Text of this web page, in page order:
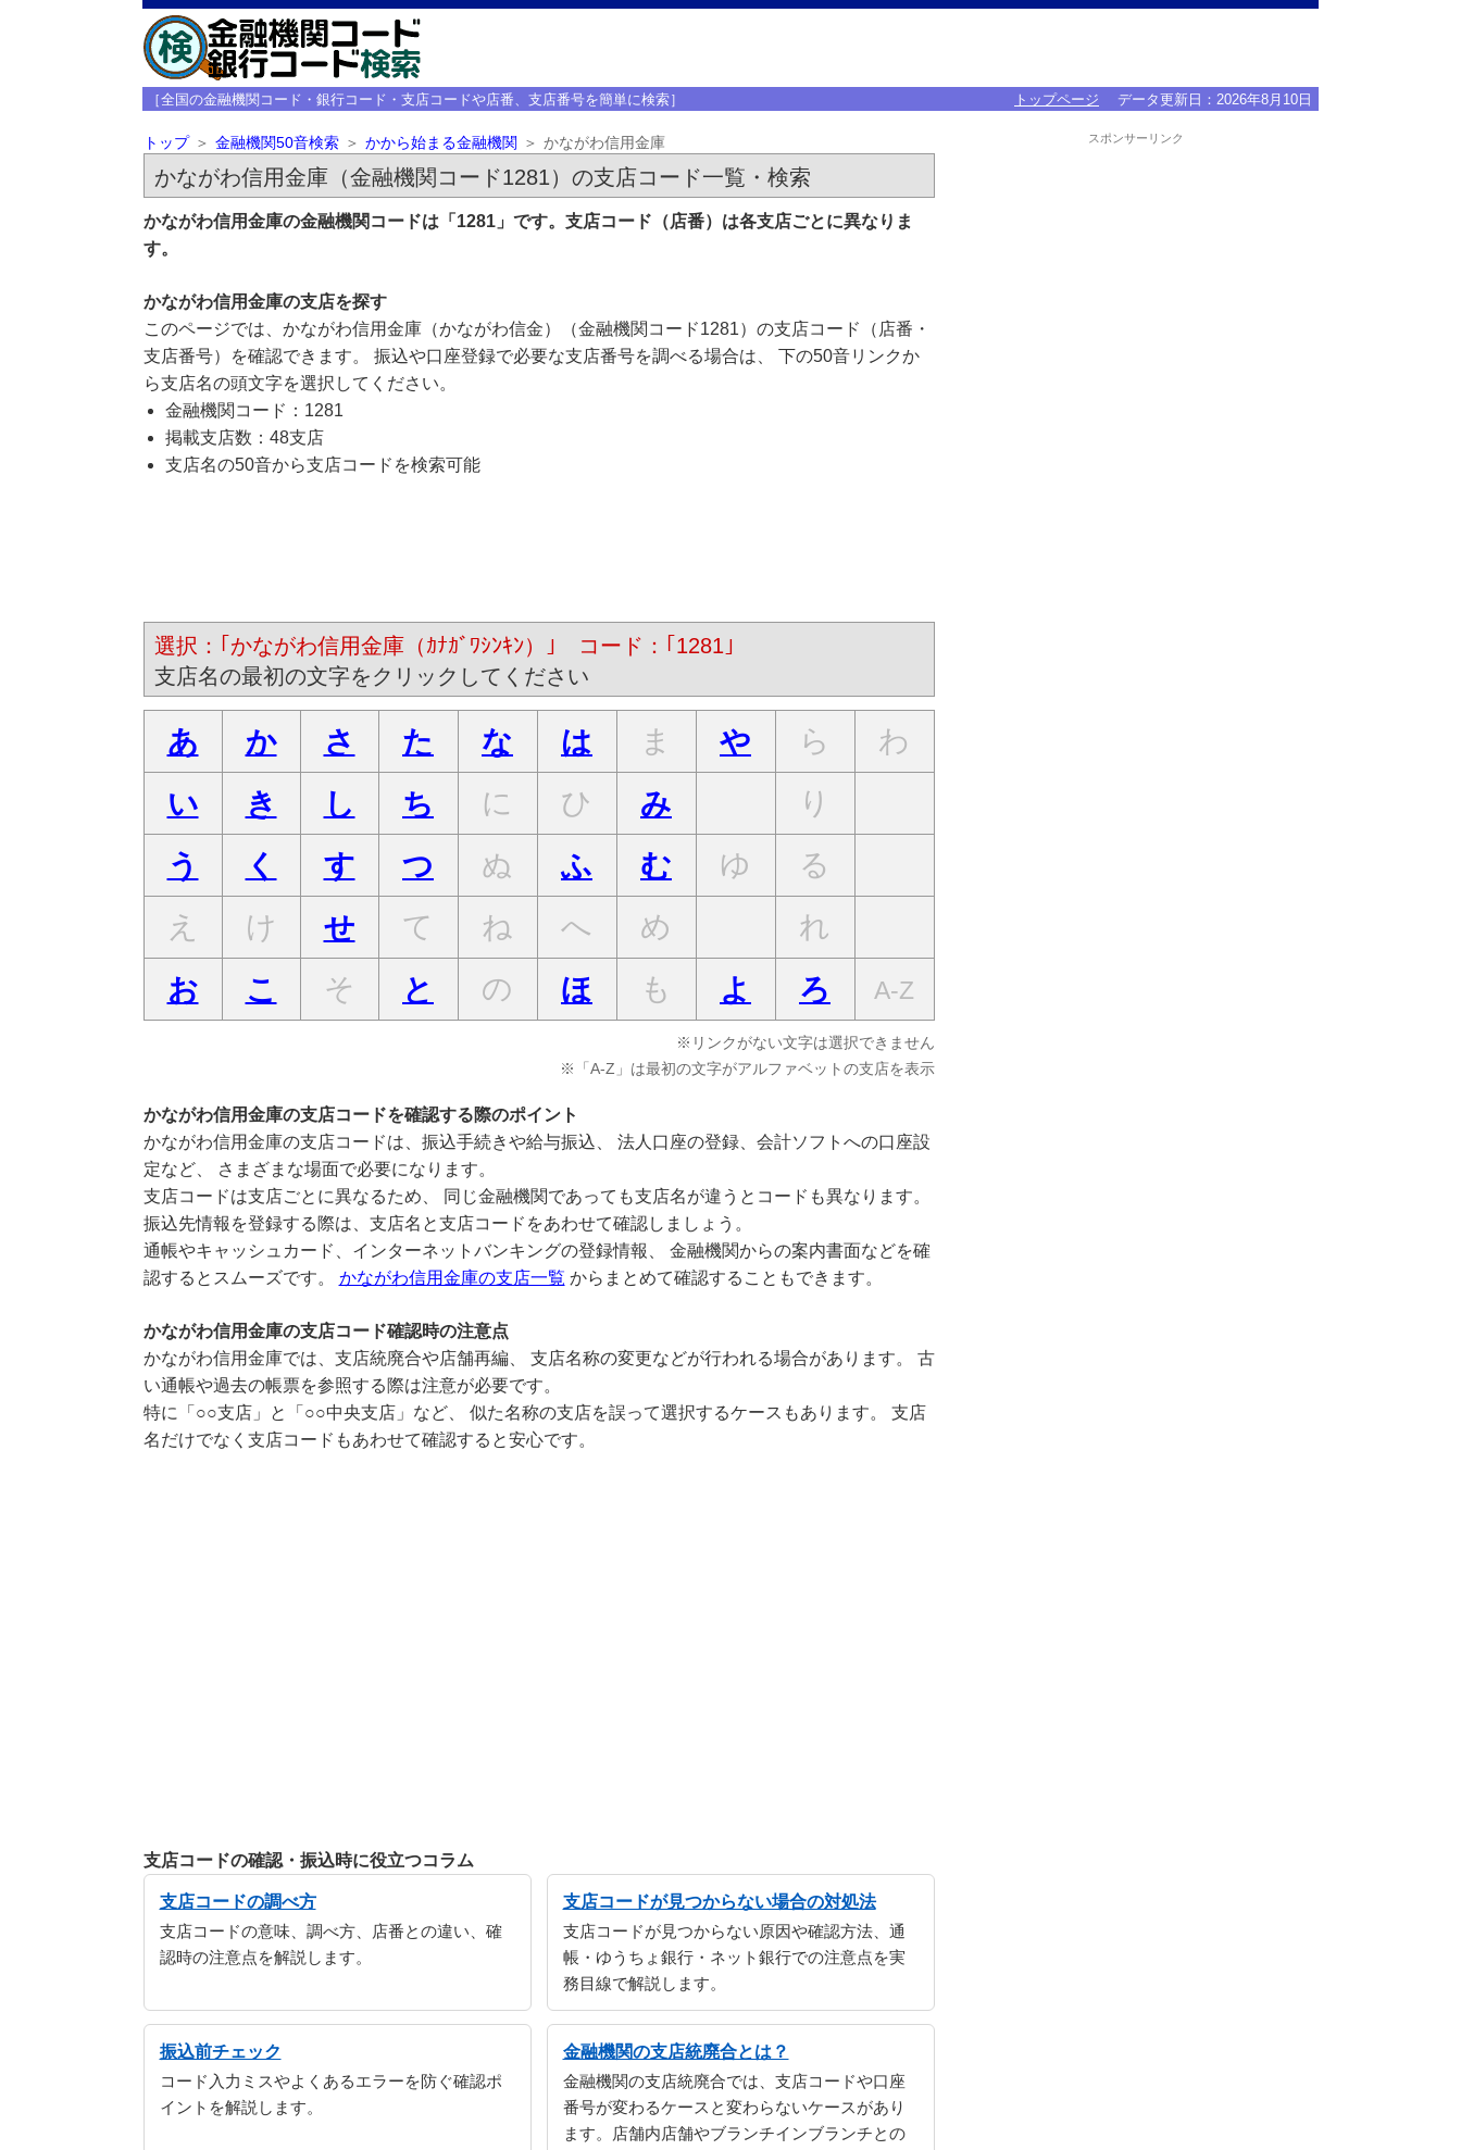
［全国の金融機関コード・銀行コード・支店コードや店番、支店番号を簡単に検索］ トップページ データ更新日： 2026年8月10日
トップ 金融機関50音検索 かから始まる金融機関 かながわ信用金庫
かながわ信用金庫（金融機関コード1281）の支店コード一覧・検索
かながわ信用金庫の金融機関コードは「1281」です。支店コード（店番）は各支店ごとに異なりま
す。
かながわ信用金庫の支店を探す
このページでは、かながわ信用金庫（かながわ信金）（金融機関コード1281）の支店コード（店番・
支店番号）を確認できます。 振込や口座登録で必要な支店番号を調べる場合は、 下の50音リンクか
ら支店名の頭文字を選択してください。
金融機関コード：1281
掲載支店数：48支店
支店名の50音から支店コードを検索可能
選択：｢かながわ信用金庫（ｶﾅｶﾞﾜｼﾝｷﾝ）｣ コード：｢1281｣
支店名の最初の文字をクリックしてください
あ か さ た な は ま や ら
わ
い
き し ち に ひ み
り
う
く す つ ぬ ふ む ゆ
る
え
け せ て ね へ め
れ
お
こ そ と の ほ も よ ろ A-Z
※リンクがない文字は選択できません
※「A-Z」は最初の文字がアルファベットの支店を表示
かながわ信用金庫の支店コードを確認する際のポイント
かながわ信用金庫の支店コードは、振込手続きや給与振込、 法人口座の登録、会計ソフトへの口座設
定など、 さまざまな場面で必要になります。
支店コードは支店ごとに異なるため、 同じ金融機関であっても支店名が違うとコードも異なります。
振込先情報を登録する際は、支店名と支店コードをあわせて確認しましょう。
通帳やキャッシュカード、インターネットバンキングの登録情報、 金融機関からの案内書面などを確
認するとスムーズです。 かながわ信用金庫の支店一覧 からまとめて確認することもできます。
かながわ信用金庫の支店コード確認時の注意点
かながわ信用金庫では、支店統廃合や店舗再編、 支店名称の変更などが行われる場合があります。 古
い通帳や過去の帳票を参照する際は注意が必要です。
特に「○○支店」と「○○中央支店」など、 似た名称の支店を誤って選択するケースもあります。 支店
名だけでなく支店コードもあわせて確認すると安心です。
支店コードの確認・振込時に役立つコラム
支店コードの調べ方
支店コードの意味、調べ方、店番との違い、確
認時の注意点を解説します。
支店コードが見つからない場合の対処法
支店コードが見つからない原因や確認方法、通
帳・ゆうちょ銀行・ネット銀行での注意点を実
務目線で解説します。
振込前チェック
コード入力ミスやよくあるエラーを防ぐ確認ポ
イントを解説します。
金融機関の支店統廃合とは？
金融機関の支店統廃合では、支店コードや口座
番号が変わるケースと変わらないケースがあり
ます。店舗内店舗やブランチインブランチとの
スポンサーリンク